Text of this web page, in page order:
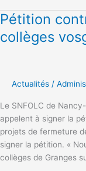
Pétition
collèges
Actualités /
Le SNFOLC de
appelent à signer la
projets de fermeture
signer la pétition. «
collèges de Granges
Pétition
contre
la
vosgiens
!